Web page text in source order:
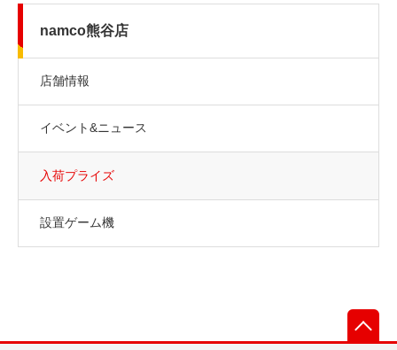
namco熊谷店
店舗情報
イベント&ニュース
入荷プライズ
設置ゲーム機